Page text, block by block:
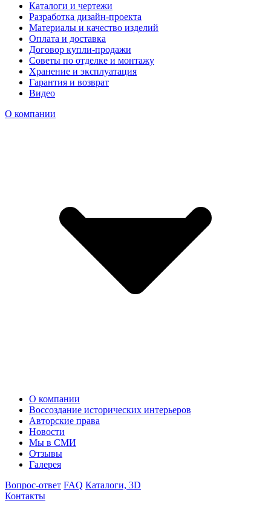
Каталоги и чертежи
Разработка дизайн-проекта
Материалы и качество изделий
Оплата и доставка
Договор купли-продажи
Советы по отделке и монтажу
Хранение и эксплуатация
Гарантия и возврат
Видео
О компании
О компании
Воссоздание исторических интерьеров
Авторские права
Новости
Мы в СМИ
Отзывы
Галерея
Вопрос-ответ FAQ Каталоги, 3D
Контакты